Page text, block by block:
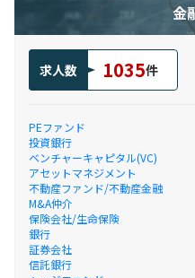
金
求人数 1035件
PEファンド
投資銀行
ベンチャーキャピタル(VC)
アセットマネジメント
不動産ファンド/不動産金融
M&A仲介
保険会社/生命保険
銀行
証券会社
信託銀行